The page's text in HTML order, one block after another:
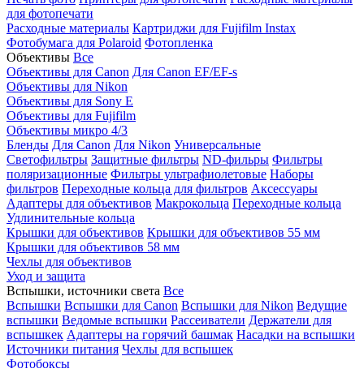
для фотопечати
Расходные материалы Картриджи для Fujifilm Instax
Фотобумага для Polaroid Фотопленка
Объективы Все
Объективы для Canon Для Canon EF/EF-s
Объективы для Nikon
Объективы для Sony E
Объективы для Fujifilm
Объективы микро 4/3
Бленды Для Canon Для Nikon Универсальные
Светофильтры Защитные фильтры ND-фильры Фильтры
поляризационные Фильтры ультрафиолетовые Наборы
фильтров Переходные кольца для фильтров Аксессуары
Адаптеры для объективов Макрокольца Переходные кольца
Удлинительные кольца
Крышки для объективов Крышки для объективов 55 мм
Крышки для объективов 58 мм
Чехлы для объективов
Уход и защита
Вспышки, источники света Все
Вспышки Вспышки для Canon Вспышки для Nikon Ведущие
вспышки Ведомые вспышки Рассеиватели Держатели для
вспышкек Адаптеры на горячий башмак Насадки на вспышки
Источники питания Чехлы для вспышек
Фотобоксы